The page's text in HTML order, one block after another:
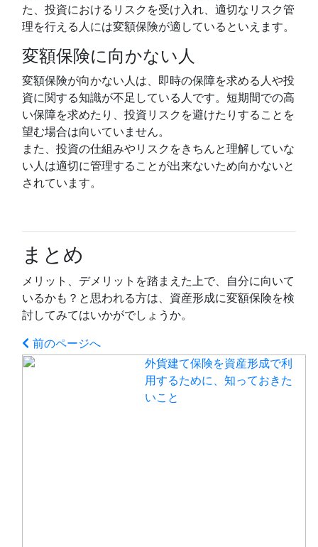
た、投資におけるリスクを受け入れ、適切なリスク管
理を行える人には変額保険が適しているといえます。
変額保険に向かない人
変額保険が向かない人は、即時の保障を求める人や投
資に関する知識が不足している人です。短期間での高
い保障を求めたり、投資リスクを避けたりすることを
望む場合は向いていません。
また、投資の仕組みやリスクをきちんと理解していな
い人は適切に管理することが出来ないため向かないと
されています。
まとめ
メリット、デメリットを踏まえた上で、自分に向いて
いるかも？と思われる方は、資産形成に変額保険を検
討してみてはいかがでしょうか。
前のページへ
外貨建て保険を資産形成で利
用するために、知っておきた
いこと